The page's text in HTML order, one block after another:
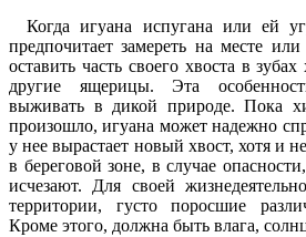
Когда игуана испугана или ей
предпочитает замереть на месте
оставить часть своего хвоста в
другие ящерицы. Эта
выживать в дикой природе. Пока
произошло, игуана может надежно
у нее вырастает новый хвост, хотя и
в береговой зоне, в случае
исчезают. Для своей
территории, густо поросшие
Кроме этого, должна быть влага,